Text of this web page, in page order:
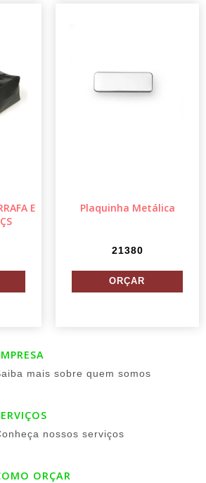
E
Plaquinha Metálica
21380
mais sobre quem somos
nossos serviços
ORÇAR